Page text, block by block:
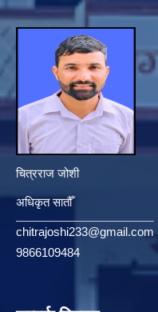
चित्रराज जोशी
अधिकृत सातौँ
chitrajoshi233@gmail.com
9866109484